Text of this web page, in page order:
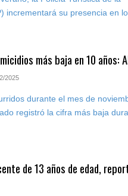
incrementará su presencia en
más baja en 10 años:
2025
durante el mes de
registró la cifra más baja
de 13 años de edad,